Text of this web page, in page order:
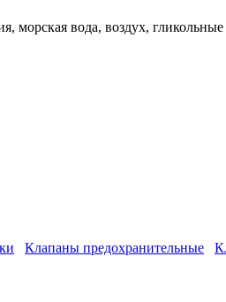
морская вода, воздух,
Клапаны предохранительные